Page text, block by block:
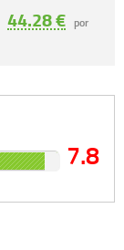
44.28 € por
7.8